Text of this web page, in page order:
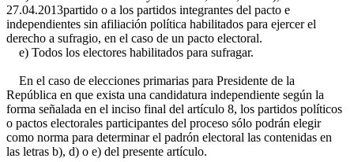
27.04.2013partido o a los partidos integrantes del pacto e
independientes sin afiliación política habilitados para ejercer el
derecho a sufragio, en el caso de un pacto electoral.
e) Todos los electores habilitados para sufragar.
En el caso de elecciones primarias para Presidente de la
República en que exista una candidatura independiente según la
forma señalada en el inciso final del artículo 8, los partidos políticos
o pactos electorales participantes del proceso sólo podrán elegir
como norma para determinar el padrón electoral las contenidas en
las letras b), d) o e) del presente artículo.